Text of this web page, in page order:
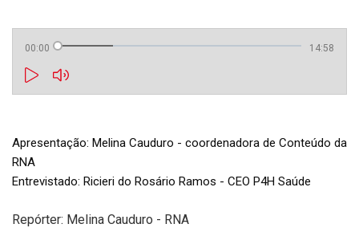
00:00 14:58
Apresentação: Melina Cauduro - coordenadora de Conteúdo da
RNA
Entrevistado: Ricieri do Rosário Ramos - CEO P4H Saúde
Repórter: Melina Cauduro - RNA